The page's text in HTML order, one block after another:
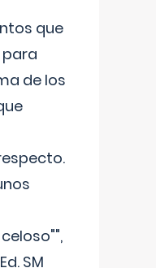
que
para
de los
SM